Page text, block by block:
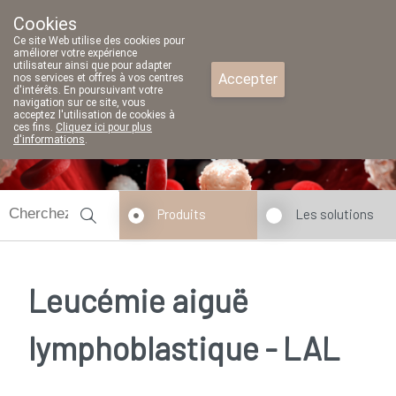
02/771 79 79
fermé
Produits Les solutions
Leucémie aiguë
lymphoblastique - LAL
Cookies
Ce site Web utilise des cookies pour
améliorer votre expérience
utilisateur ainsi que pour adapter
nos services et offres à vos centres
d'intérêts. En poursuivant votre
navigation sur ce site, vous
acceptez l'utilisation de cookies à
ces fins. Cliquez ici pour plus
d'informations.
Accepter